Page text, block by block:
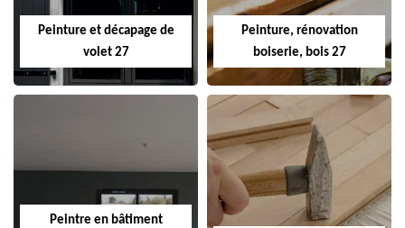
Peinture et décapage de
volet 27
Peinture, rénovation
boiserie, bois 27
Peintre en bâtiment